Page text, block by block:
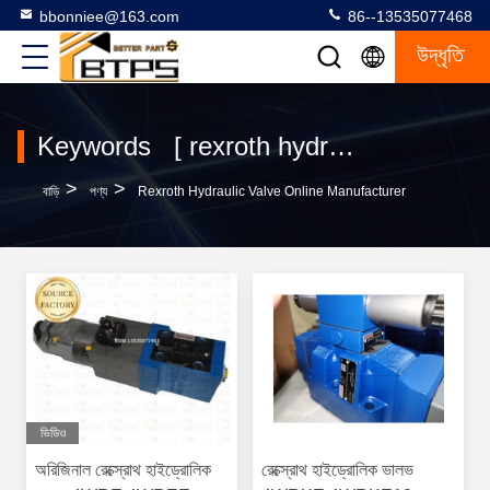
bbonniee@163.com 86--13535077468
উদ্ধৃতি
Keywords [ rexroth hydraulic valve ] Match 670 পণ্য
বাড়ি > পণ্য > Rexroth Hydraulic Valve Online Manufacturer
ভিডিও
অরিজিনাল রেক্স্রোথ হাইড্রোলিক
রেক্স্রোথ হাইড্রোলিক ভালভ